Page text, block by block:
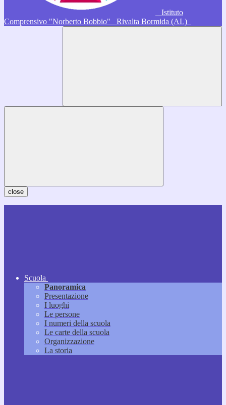
Istituto
Comprensivo "Norberto Bobbio"
Rivalta Bormida (AL)
close
Scuola
Panoramica
Presentazione
I luoghi
Le persone
I numeri della scuola
Le carte della scuola
Organizzazione
La storia